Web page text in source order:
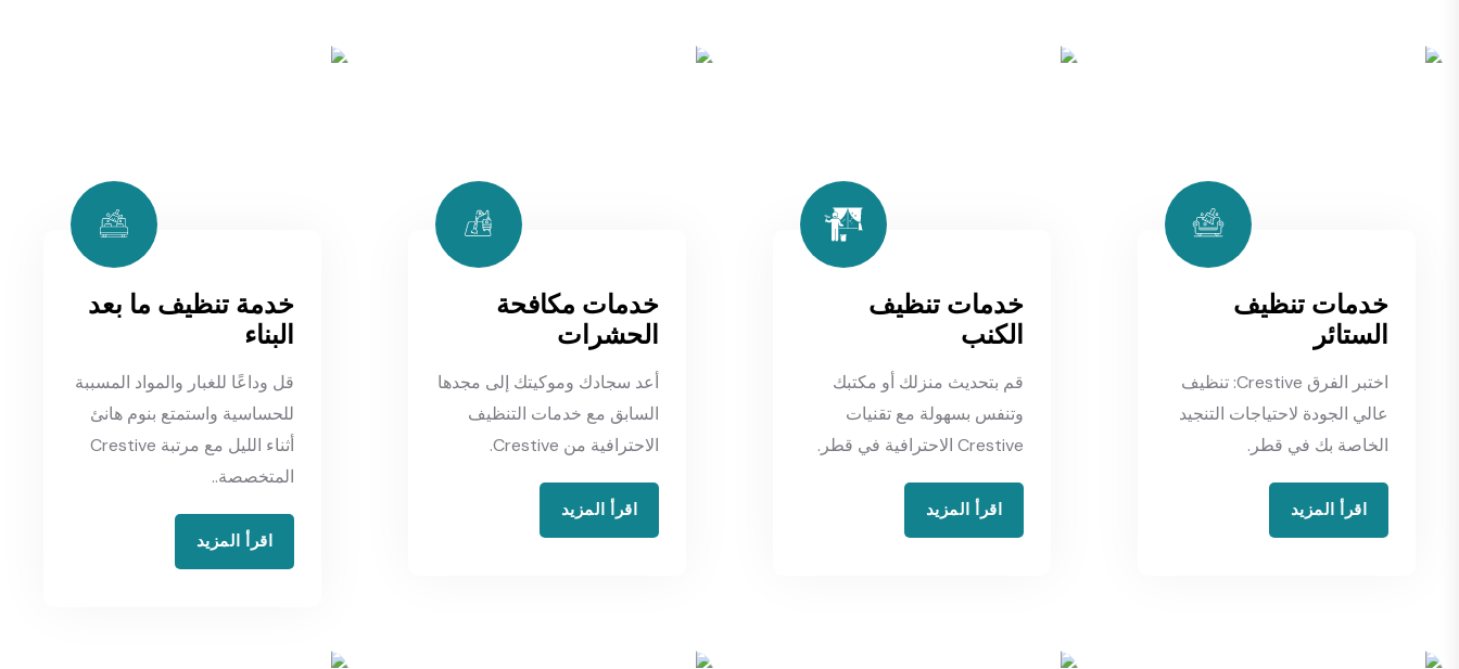
خدمات تنظيف
الستائر
اختبر الفرق Crestive: تنظيف
عالي الجودة لاحتياجات التنجيد
الخاصة بك في قطر.
اقرأ المزيد
خدمات تنظيف
الكنب
قم بتحديث منزلك أو مكتبك
وتنفس بسهولة مع تقنيات
Crestive الاحترافية في قطر.
اقرأ المزيد
خدمات مكافحة
الحشرات
أعد سجادك وموكيتك إلى مجدها
السابق مع خدمات التنظيف
الاحترافية من Crestive.
اقرأ المزيد
خدمة تنظيف ما بعد
البناء
قل وداعًا للغبار والمواد المسببة
للحساسية واستمتع بنوم هانئ
أثناء الليل مع مرتبة Crestive
المتخصصة..
اقرأ المزيد